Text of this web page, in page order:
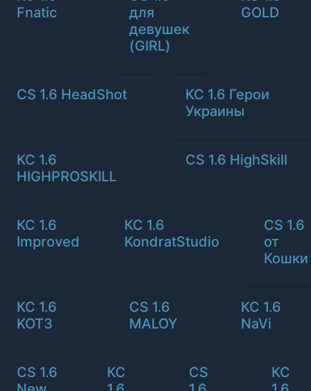
Fnatic
для
девушек
(GIRL)
GOLD
CS 1.6 HeadShot
КС 1.6 Герои
Украины
КС 1.6
HIGHPROSKILL
CS 1.6 HighSkill
КС 1.6
Improved
КС 1.6
KondratStudio
CS 1.6
от
Кошки
КС 1.6
KOT3
CS 1.6
MALOY
КС 1.6
NaVi
CS 1.6
КС
CS
КС